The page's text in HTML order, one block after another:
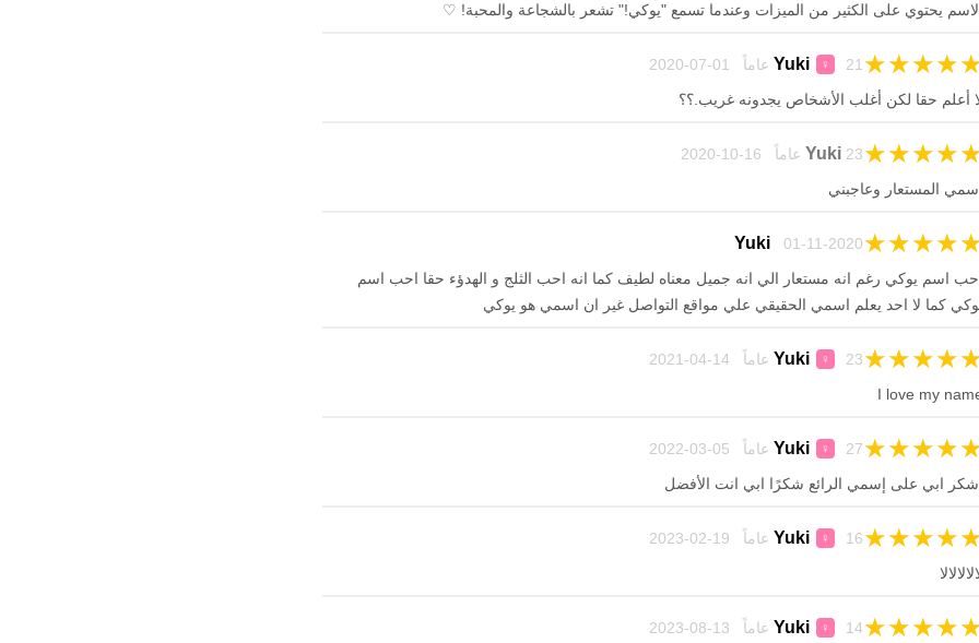
يحتوي على الكثير من الميزات وعندما تسمع "يوكي!" تشعر بالشجاعة والمحبة! ♡
Yuki ♀ 21 عاماً 01-07-2020 ★
★
★
★
أعلم حقا لكن أغلب الأشخاص يجدونه غريب.؟؟
Yuki23 عاماً 16-10-2020 ★
★
★
★
المستعار وعاجبني
Yuki01-11-2020 ★
★
★
★
اسم يوكي رغم انه مستعار الي انه جميل معناه لطيف كما انه احب الثلج و الهدؤء حقا احب اسم
كما لا احد يعلم اسمي الحقيقي علي مواقع التواصل غير ان اسمي هو يوكي
Yuki ♀ 23 عاماً 14-04-2021 ★
★
★
★
I love my
Yuki ♀ 27 عاماً 05-03-2022 ★
★
★
★
ابي على إسمي الرائع شكرًا ابي انت الأفضل
Yuki ♀ 16 عاماً 19-02-2023 ★
★
★
★
Yuki ♀ 14 عاماً 13-08-2023 ★
★
★
★